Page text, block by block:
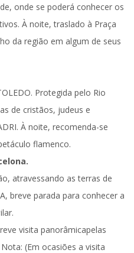
onde se poderá conhecer os
À noite,traslado à Praça
da região em algum de seus
. Protegida pelo Rio
de cristãos, judeus e
. À noite, recomenda-se
flamenco.
atravessando as terras de
, breve parada para conhecer a
visita panorâmicapelas
(Em ocasiões a visita